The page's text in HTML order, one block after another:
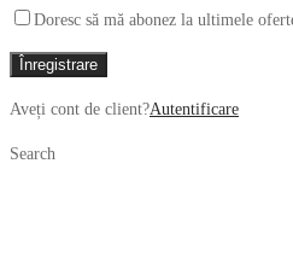
Doresc să mă abonez la ultimele
Înregistrare
Aveți cont de client?Autentificare
Search